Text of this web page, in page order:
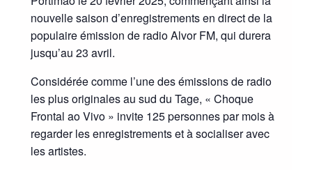
nouvelle saison d’enregistrements en direct de la
populaire émission de radio Alvor FM, qui durera
jusqu’au 23 avril.
Considérée comme l’une des émissions de radio
les plus originales au sud du Tage, « Choque
Frontal ao Vivo » invite 125 personnes par mois à
regarder les enregistrements et à socialiser avec
les artistes.